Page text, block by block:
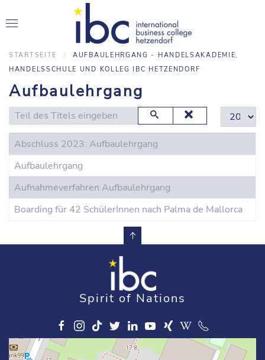
STARTSEITE
AUFBAULEHRGANG - HANDELSAKADEMIE,
HANDELSSCHULE UND KOLLEG IBC HETZENDORF
Aufbaulehrgang
Teil des Titels eingeben Anzeige #
Abschluss 2023: Aufbaulehrgang
Aufbaulehrgang
Aufnahmeverfahren Aufbaulehrgang
Boarding für 42 SchülerInnen nach Palma de Mallorca
Spirit of Nations